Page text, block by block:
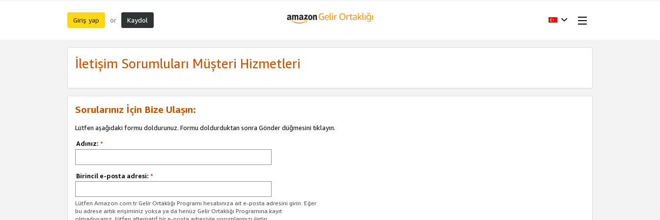
Giriş yap or Kaydol
İletişim Sorumluları Müşteri Hizmetleri
Sorularınız İçin Bize Ulaşın:
Lütfen aşağıdaki formu doldurunuz. Formu doldurduktan sonra Gönder düğmesini tıklayın.
Adınız: *
Birincil e-posta adresi: *
Lütfen Amazon.com.tr Gelir Ortaklığı Programı hesabınıza ait e-posta adresini girin. Eğer
bu adrese artık erişiminiz yoksa ya da henüz Gelir Ortaklığı Programına kayıt